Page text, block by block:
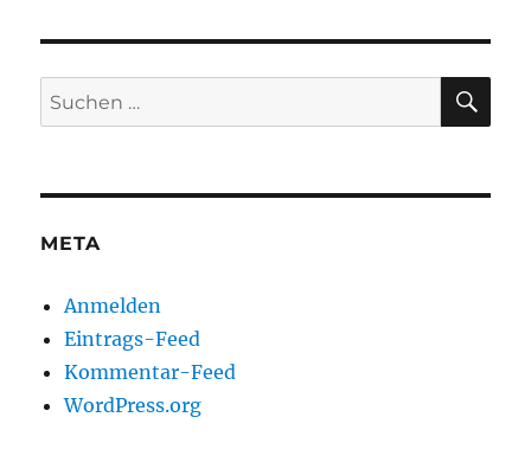
Beiträge
SEIT
E
Suchen
nach:
META
Anmelden
Eintrags-Feed
Kommentar-Feed
WordPress.org